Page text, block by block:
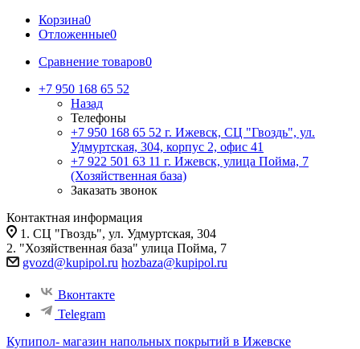
Корзина0
Отложенные0
Сравнение товаров0
+7 950 168 65 52
Назад
Телефоны
+7 950 168 65 52 г. Ижевск, СЦ "Гвоздь", ул.
Удмуртская, 304, корпус 2, офис 41
+7 922 501 63 11 г. Ижевск, улица Пойма, 7
(Хозяйственная база)
Заказать звонок
Контактная информация
1. СЦ "Гвоздь", ул. Удмуртская, 304
2. "Хозяйственная база" улица Пойма, 7
gvozd@kupipol.ru hozbaza@kupipol.ru
Вконтакте
Telegram
Купипол- магазин напольных покрытий в Ижевске